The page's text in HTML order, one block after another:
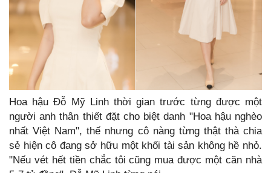
Hoa hậu Đỗ Mỹ Linh thời gian trước từng được một
người anh thân thiết đặt cho biệt danh "Hoa hậu nghèo
nhất Việt Nam", thế nhưng cô nàng từng thật thà chia
sẻ hiện cô đang sở hữu một khối tài sản không hề nhỏ.
"Nếu vét hết tiền chắc tôi cũng mua được một căn nhà